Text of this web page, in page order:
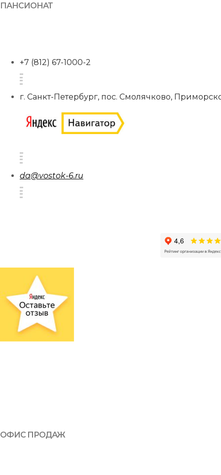
ПАНСИОНАТ
+7 (812) 67-1000-2
г. Санкт-Петербург, пос. Смолячково,
da@vostok-6.ru
ОФИС ПРОДАЖ